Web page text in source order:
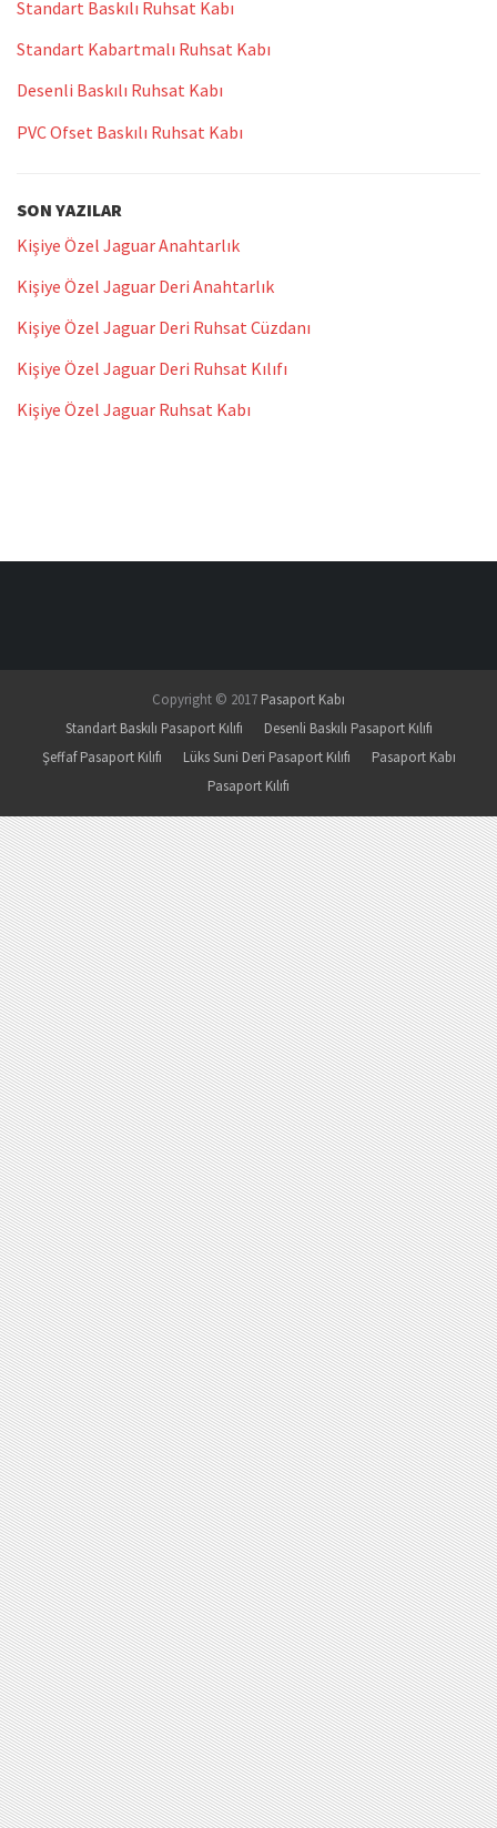
Standart Baskılı Ruhsat Kabı
Standart Kabartmalı Ruhsat Kabı
Desenli Baskılı Ruhsat Kabı
PVC Ofset Baskılı Ruhsat Kabı
SON YAZILAR
Kişiye Özel Jaguar Anahtarlık
Kişiye Özel Jaguar Deri Anahtarlık
Kişiye Özel Jaguar Deri Ruhsat Cüzdanı
Kişiye Özel Jaguar Deri Ruhsat Kılıfı
Kişiye Özel Jaguar Ruhsat Kabı
Copyright © 2017 Pasaport Kabı
Standart Baskılı Pasaport Kılıfı
Desenli Baskılı Pasaport Kılıfı
Şeffaf Pasaport Kılıfı
Lüks Suni Deri Pasaport Kılıfı
Pasaport Kabı
Pasaport Kılıfı